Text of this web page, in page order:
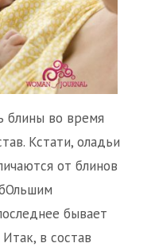
блины во время
Кстати, оладьи
от блинов
бывает
в состав